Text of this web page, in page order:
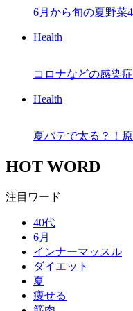
6月から旬の夏野菜
Health
コロナなどの感染
Health
夏バテで太る？！
HOT WORD
注目ワード
40代
6月
インナーマッスル
ダイエット
夏
痩せる